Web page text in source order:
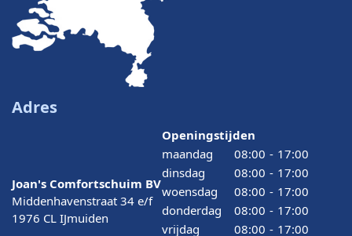
Adres
Joan's Comfortschuim BV
Middenhavenstraat 34 e/f
1976 CL IJmuiden
Openingstijden
maandag
08:00 - 17:00
dinsdag
08:00 - 17:00
woensdag
08:00 - 17:00
donderdag
08:00 - 17:00
vrijdag
08:00 - 17:00